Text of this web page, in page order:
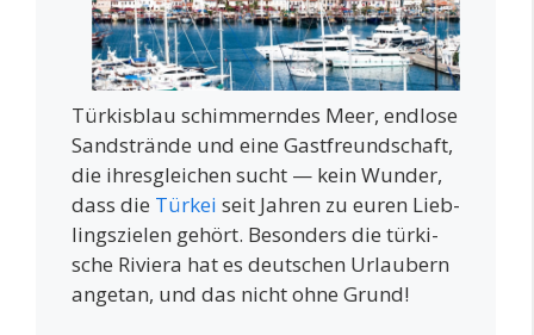
Tür­kis­blau schim­mern­des Meer, end­lo­se
Sand­strän­de und eine Gast­freund­schaft,
die ihres­glei­chen sucht — kein Wun­der,
dass die Tür­kei seit Jah­ren zu euren Lieb­
lings­zie­len gehört. Beson­ders die tür­ki­
sche Rivie­ra hat es deut­schen Urlau­bern
ange­tan, und das nicht ohne Grund!